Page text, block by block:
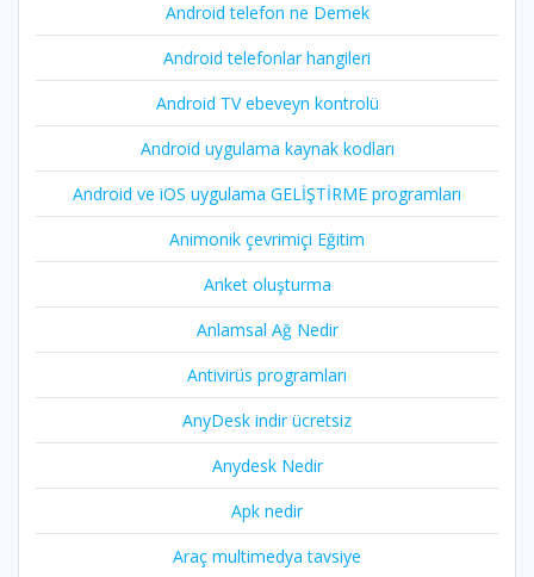
Android telefon ne Demek
Android telefonlar hangileri
Android TV ebeveyn kontrolü
Android uygulama kaynak kodları
Android ve iOS uygulama GELİŞTİRME programları
Animonik çevrimiçi Eğitim
Anket oluşturma
Anlamsal Ağ Nedir
Antivirüs programları
AnyDesk indir ücretsiz
Anydesk Nedir
Apk nedir
Araç multimedya tavsiye